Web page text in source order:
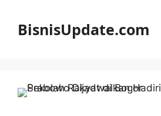
BisnisUpdate.com